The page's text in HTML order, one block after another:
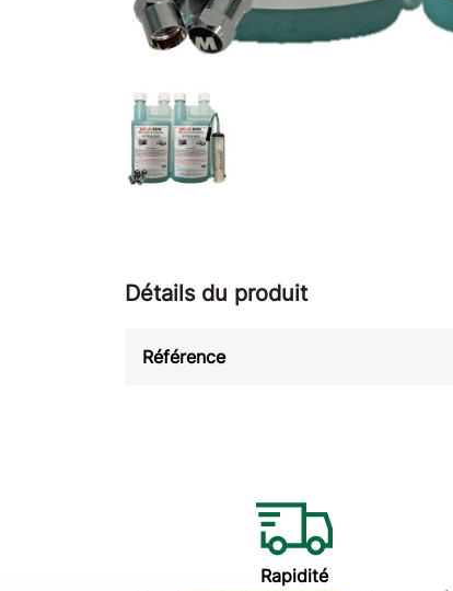
Détails du produit
Référence
Rapidité